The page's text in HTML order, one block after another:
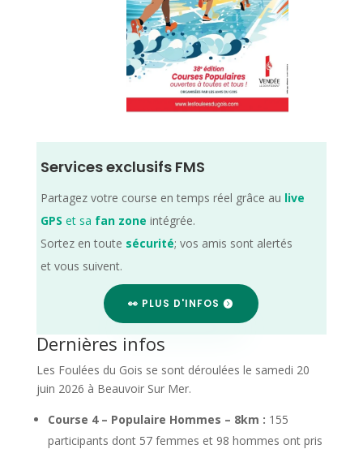
Services exclusifs FMS
Partagez votre course en temps réel grâce au live
GPS et sa fan zone intégrée.
Sortez en toute sécurité; vos amis sont alertés
et vous suivent.
👀 PLUS D'INFOS
Dernières infos
Les Foulées du Gois se sont déroulées le samedi 20
juin 2026 à Beauvoir Sur Mer.
Course 4 – Populaire Hommes – 8km : 155
participants dont 57 femmes et 98 hommes ont pris